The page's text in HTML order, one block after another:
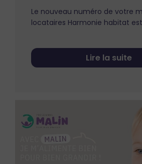
Le nouveau numéro de votre
locataires Harmonie habitat
Lire la suite